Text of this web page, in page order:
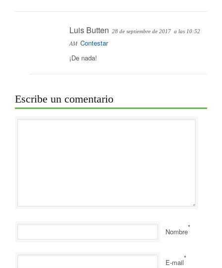
Luis Butten 28 de septiembre de 2017 a las 10:52
AM Contestar
¡De nada!
Escribe un comentario
Nombre*
E-mail*